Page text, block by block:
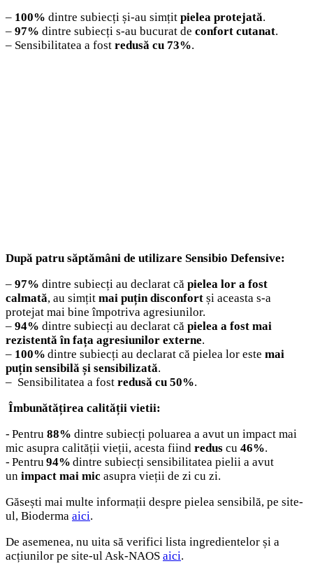
– 100% dintre subiecți și-au simțit pielea protejată.
– 97% dintre subiecți s-au bucurat de confort cutanat.
– Sensibilitatea a fost redusă cu 73%.
După patru săptămâni de utilizare Sensibio Defensive:
– 97% dintre subiecți au declarat că pielea lor a fost
calmată, au simțit mai puțin disconfort și aceasta s-a
protejat mai bine împotriva agresiunilor.
– 94% dintre subiecți au declarat că pielea a fost mai
rezistentă în fața agresiunilor externe.
– 100% dintre subiecți au declarat că pielea lor este mai
puțin sensibilă și sensibilizată.
– Sensibilitatea a fost redusă cu 50%.
Îmbunătățirea calității vietii:
- Pentru 88% dintre subiecți poluarea a avut un impact mai
mic asupra calității vieții, acesta fiind redus cu 46%.
- Pentru 94% dintre subiecți sensibilitatea pielii a avut
un impact mai mic asupra vieții de zi cu zi.
Găsești mai multe informații despre pielea sensibilă, pe site-
ul, Bioderma aici.
De asemenea, nu uita să verifici lista ingredientelor și a
acțiunilor pe site-ul Ask-NAOS aici.